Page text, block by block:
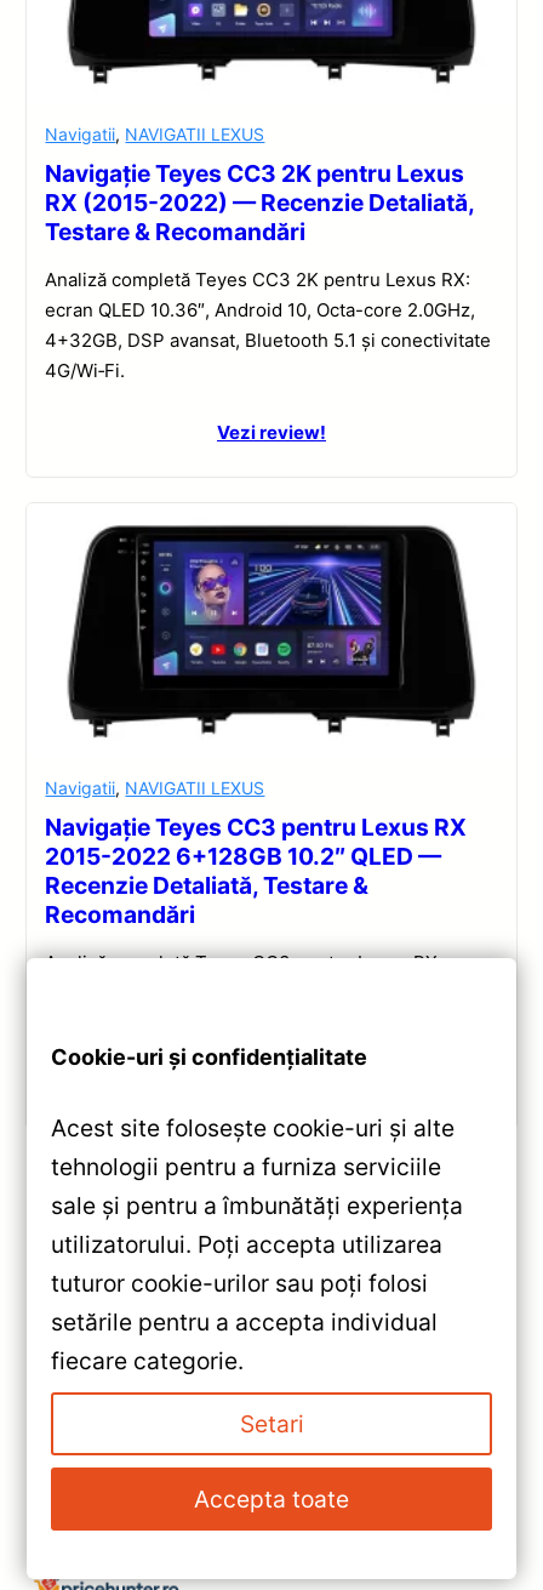
Navigatii, NAVIGATII LEXUS
Navigație Teyes CC3 2K pentru Lexus
RX (2015-2022) — Recenzie Detaliată,
Testare & Recomandări
Analiză completă Teyes CC3 2K pentru Lexus RX:
ecran QLED 10.36″, Android 10, Octa-core 2.0GHz,
4+32GB, DSP avansat, Bluetooth 5.1 și conectivitate
4G/Wi‑Fi.
Vezi review!
Navigatii, NAVIGATII LEXUS
Navigație Teyes CC3 pentru Lexus RX
2015-2022 6+128GB 10.2″ QLED —
Recenzie Detaliată, Testare &
Recomandări
Analiză completă Teyes CC3 pentru Lexus RX:
«Navigație Auto Teyes CC3L
2+32GB 9″ IPS — Recenzie
Detaliată, Testare &
Recomandări
Navigatie Auto Teyes CC3L
WiFi Opel Zafira B 2005-2014
9″ 2+32GB — Recenzie
Detaliată, Testare &
Recomandări
Cookie-uri și confidențialitate
Acest site folosește cookie-uri și alte
tehnologii pentru a furniza serviciile
sale și pentru a îmbunătăți experiența
utilizatorului. Poți accepta utilizarea
tuturor cookie-urilor sau poți folosi
setările pentru a accepta individual
fiecare categorie.
Setari
Accepta toate